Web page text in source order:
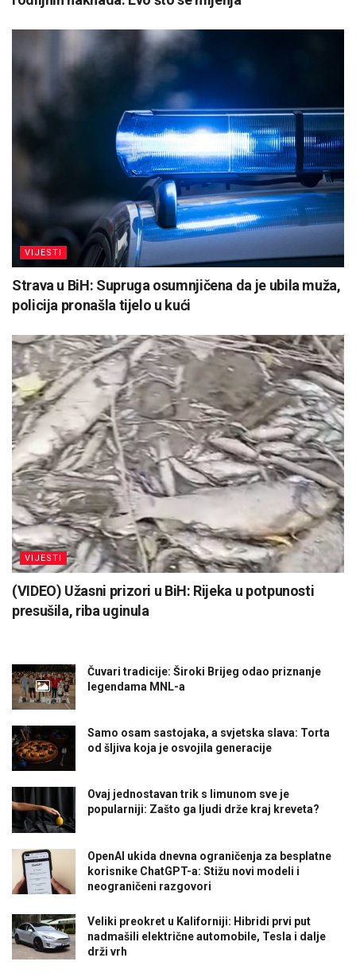
VIJESTI
Strava u BiH: Supruga osumnjičena da je ubila muža,
policija pronašla tijelo u kući
VIJESTI
(VIDEO) Užasni prizori u BiH: Rijeka u potpunosti
presušila, riba uginula
Čuvari tradicije: Široki Brijeg odao priznanje
legendama MNL-a
Samo osam sastojaka, a svjetska slava: Torta
od šljiva koja je osvojila generacije
Ovaj jednostavan trik s limunom sve je
popularniji: Zašto ga ljudi drže kraj kreveta?
OpenAI ukida dnevna ograničenja za besplatne
korisnike ChatGPT-a: Stižu novi modeli i
neograničeni razgovori
Veliki preokret u Kaliforniji: Hibridi prvi put
nadmašili električne automobile, Tesla i dalje
drži vrh